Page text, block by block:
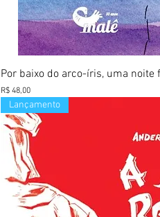
Por baixo do arco-íris, uma
Preço
R$ 48,00
Lançamento